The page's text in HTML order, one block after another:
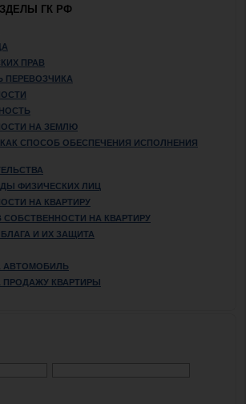
ГК РФ
ПРАВ
ПЕРЕВОЗЧИКА
НА ЗЕМЛЮ
СПОСОБ ОБЕСПЕЧЕНИЯ ИСПОЛНЕНИЯ
ФИЗИЧЕСКИХ ЛИЦ
НА КВАРТИРУ
СОБСТВЕННОСТИ НА КВАРТИРУ
И ИХ ЗАЩИТА
АВТОМОБИЛЬ
ПРОДАЖУ КВАРТИРЫ